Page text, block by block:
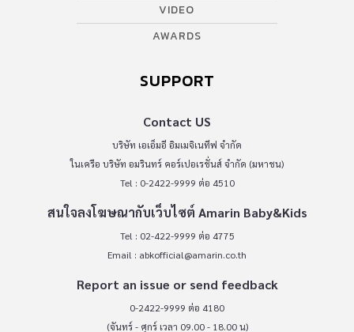
VIDEO
AWARDS
SUPPORT
Contact US
บริษัท เอเอ็มอี อิมเมจิเนทีฟ จำกัด
ในเครือ บริษัท อมรินทร์ คอร์เปอเรชั่นส์ จำกัด (มหาชน)
Tel : 0-2422-9999 ต่อ 4510
สนใจลงโฆษณากับเว็บไซต์ Amarin Baby&Kids
Tel : 02-422-9999 ต่อ 4775
Email : abkofficial@amarin.co.th
Report an issue or send feedback
0-2422-9999 ต่อ 4180
(จันทร์ - ศุกร์ เวลา 09.00 - 18.00 น)